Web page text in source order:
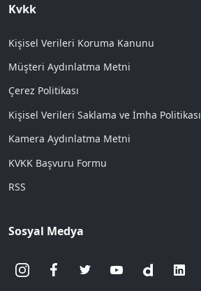
Kvkk
Kişisel Verileri Koruma Kanunu
Müşteri Aydınlatma Metni
Çerez Politikası
Kişisel Verileri Saklama ve İmha Politikası
Kamera Aydınlatma Metni
KVKK Başvuru Formu
RSS
Sosyal Medya